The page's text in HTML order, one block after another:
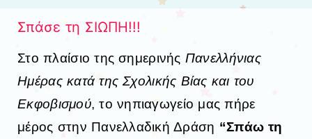
Σπάσε τη ΣΙΩΠΗ!!!
Στο πλαίσιο της σημερινής Πανελλήνιας
Ημέρας κατά της Σχολικής Βίας και του
Εκφοβισμού, το νηπιαγωγείο μας πήρε
μέρος στην Πανελλαδική Δράση “Σπάω τη